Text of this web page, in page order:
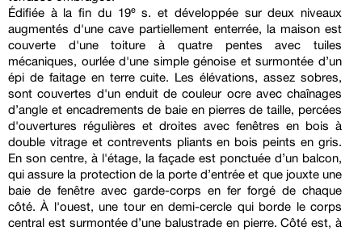
Édifiée à la fin du 19ᵉ s. et développée sur deux niveaux
augmentés d'une cave partiellement enterrée, la maison est
couverte d'une toiture à quatre pentes avec tuiles
mécaniques, ourlée d'une simple génoise et surmontée d’un
épi de faitage en terre cuite. Les élévations, assez sobres,
sont couvertes d'un enduit de couleur ocre avec chaînages
d’angle et encadrements de baie en pierres de taille, percées
d'ouvertures régulières et droites avec fenêtres en bois à
double vitrage et contrevents pliants en bois peints en gris.
En son centre, à l'étage, la façade est ponctuée d’un balcon,
qui assure la protection de la porte d’entrée et que jouxte une
baie de fenêtre avec garde-corps en fer forgé de chaque
côté. À l'ouest, une tour en demi-cercle qui borde le corps
central est surmontée d’une balustrade en pierre. Côté est, à